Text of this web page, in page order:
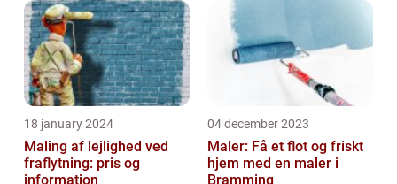
18 january 2024
Maling af lejlighed ved
fraflytning: pris og
information
04 december 2023
Maler: Få et flot og friskt
hjem med en maler i
Bramming